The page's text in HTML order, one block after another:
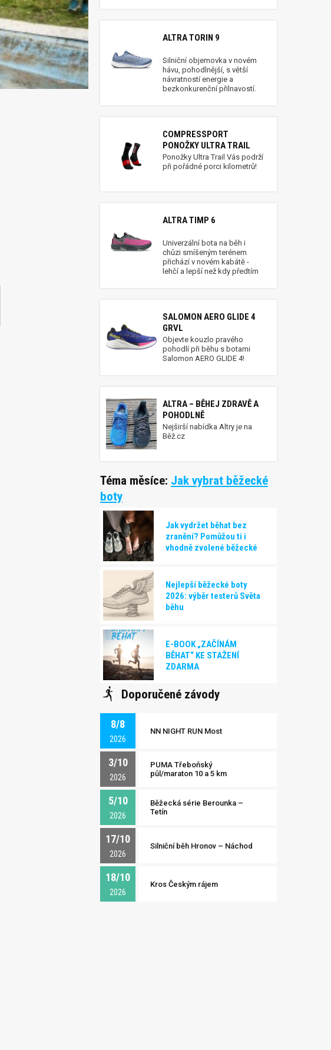
ALTRA TORIN 9
Silniční objemovka v novém
hávu, pohodlnější, s větší
návratností energie a
bezkonkurenční přilnavostí.
COMPRESSPORT
PONOŽKY ULTRA TRAIL
Ponožky Ultra Trail Vás podrží
při pořádné porci kilometrů!
ALTRA TIMP 6
Univerzální bota na běh i
chůzi smíšeným terénem
přichází v novém kabátě -
lehčí a lepší než kdy předtím
SALOMON AERO GLIDE 4
GRVL
Objevte kouzlo pravého
pohodlí při běhu s botami
Salomon AERO GLIDE 4!
ALTRA – BĚHEJ ZDRAVĚ A
POHODLNĚ
Nejširší nabídka Altry je na
Běž.cz
Téma měsíce: Jak vybrat běžecké
boty
Jak vydržet běhat bez
zranění? Pomůžou ti i
vhodně zvolené běžecké
Nejlepší běžecké boty
2026: výběr testerů Světa
běhu
E-BOOK „ZAČÍNÁM
BĚHAT“ KE STAŽENÍ
ZDARMA
Doporučené závody
8/8
2026
NN NIGHT RUN Most
3/10
2026
PUMA Třeboňský
půl/maraton 10 a 5 km
5/10
2026
Běžecká série Berounka –
Tetín
17/10
2026
Silniční běh Hronov – Náchod
18/10
2026
Kros Českým rájem